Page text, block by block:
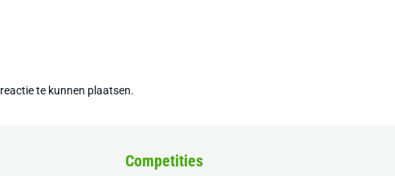
te kunnen plaatsen.
Competities